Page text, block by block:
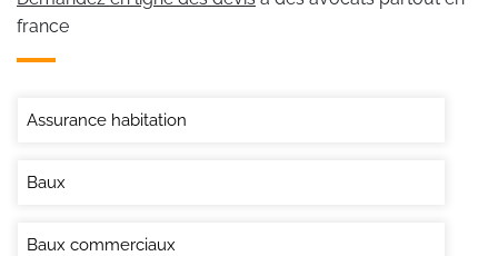
france
Assurance habitation
Baux
Baux commerciaux